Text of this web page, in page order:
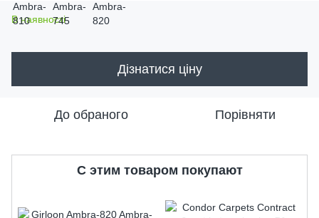
В наявності
Дізнатися ціну
До обраного Порівняти
C этим товаром покупают